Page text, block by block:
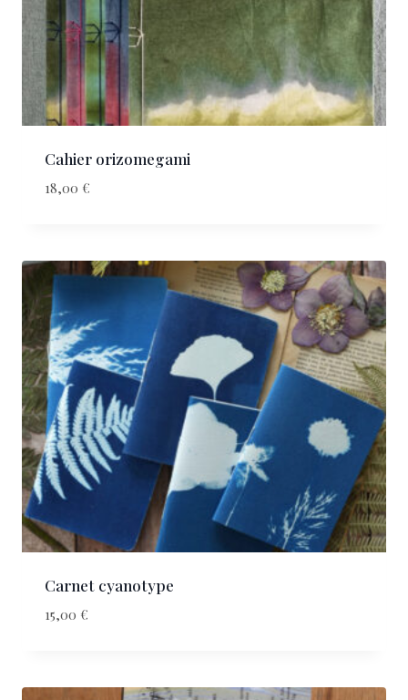
Cahier orizomegami
18,00 €
Carnet cyanotype
15,00 €